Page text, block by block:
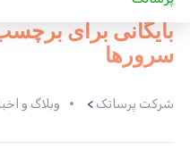
بایگانی برای
سرورها
شرکت پرساتک > وبلاگ و